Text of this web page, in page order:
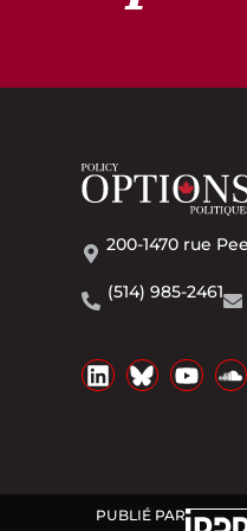
200-1470 rue
(514) 985-2461
PUBLIÉ PAR